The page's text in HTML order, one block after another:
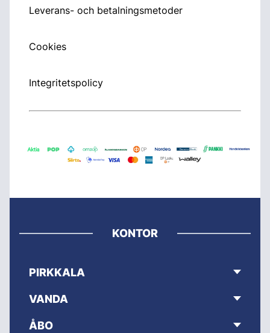
Leverans- och betalningsmetoder
Cookies
Integritetspolicy
KONTOR
PIRKKALA
VANDA
ÅBO